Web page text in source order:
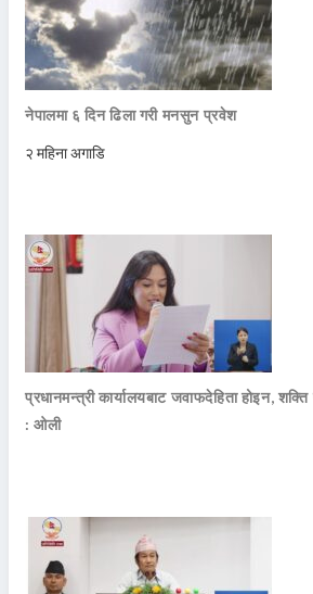
नेपालमा ६ दिन ढिला गरी मनसुन प्रवेश
२ महिना अगाडि
प्रधानमन्त्री कार्यालयबाट जवाफदेहिता होइन,
: ओली